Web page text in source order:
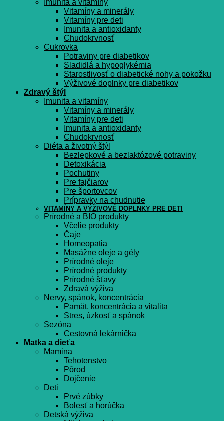
Vitamíny a minerály
Vitamíny pre deti
Imunita a antioxidanty
Chudokrvnosť
Cukrovka
Potraviny pre diabetikov
Sladidlá a hypoglykémia
Starostlivosť o diabetické nohy a pokožku
Výživové doplnky pre diabetikov
Zdravý štýl
Imunita a vitamíny
Vitamíny a minerály
Vitamíny pre deti
Imunita a antioxidanty
Chudokrvnosť
Diéta a životný štýl
Bezlepkové a bezlaktózové potraviny
Detoxikácia
Pochutiny
Pre fajčiarov
Pre športovcov
Prípravky na chudnutie
VITAMÍNY A VÝŽIVOVÉ DOPLNKY PRE DETI
Prírodné a BIO produkty
Včelie produkty
Čaje
Homeopatia
Masážne oleje a gély
Prírodné oleje
Prírodné produkty
Prírodné šťavy
Zdravá výživa
Nervy, spánok, koncentrácia
Pamät, koncentrácia a vitalita
Stres, úzkosť a spánok
Sezóna
Cestovná lekárnička
Matka a dieťa
Mamina
Tehotenstvo
Pôrod
Dojčenie
Deti
Prvé zúbky
Bolesť a horúčka
Detská výživa